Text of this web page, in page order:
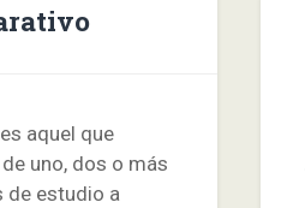
aquel que
uno, dos o más
de estudio a